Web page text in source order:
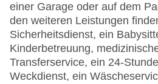
einer Garage oder auf dem
den weiteren Leistungen
Sicherheitsdienst, ein
Kinderbetreuung,
Transferservice, ein 24-
Weckdienst, ein